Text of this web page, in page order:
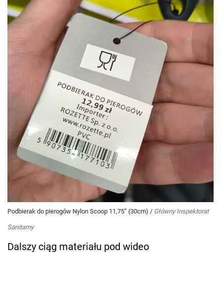
Podbierak do pierogów Nylon Scoop 11,75” (30cm) / Główny Inspektorat
Sanitarny
Dalszy ciąg materiału pod wideo